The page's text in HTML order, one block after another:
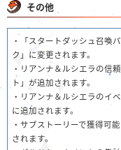
その他
・「スタートダッシュ召喚
ク」に変更されます。
・リアンナ＆ルシエラの信
ト」が追加されます。
・リアンナ＆ルシエラのイ
に追加されます。
・サブストーリーで獲得可
されます。